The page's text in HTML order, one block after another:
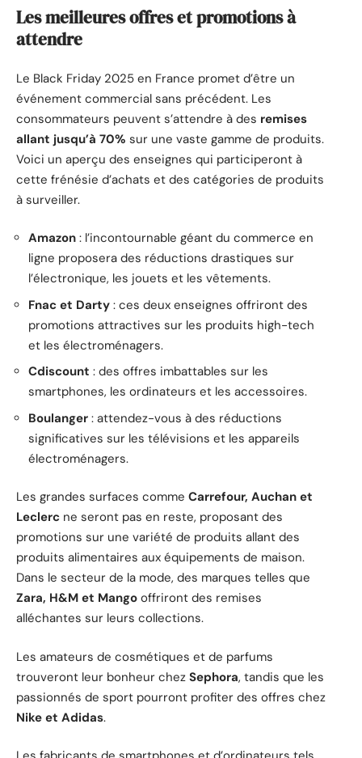
Les meilleures offres et promotions à
attendre
Le Black Friday 2025 en France promet d’être un
événement commercial sans précédent. Les
consommateurs peuvent s’attendre à des remises
allant jusqu’à 70% sur une vaste gamme de produits.
Voici un aperçu des enseignes qui participeront à
cette frénésie d’achats et des catégories de produits
à surveiller.
Amazon : l’incontournable géant du commerce en
ligne proposera des réductions drastiques sur
l’électronique, les jouets et les vêtements.
Fnac et Darty : ces deux enseignes offriront des
promotions attractives sur les produits high-tech
et les électroménagers.
Cdiscount : des offres imbattables sur les
smartphones, les ordinateurs et les accessoires.
Boulanger : attendez-vous à des réductions
significatives sur les télévisions et les appareils
électroménagers.
Les grandes surfaces comme Carrefour, Auchan et
Leclerc ne seront pas en reste, proposant des
promotions sur une variété de produits allant des
produits alimentaires aux équipements de maison.
Dans le secteur de la mode, des marques telles que
Zara, H&M et Mango offriront des remises
alléchantes sur leurs collections.
Les amateurs de cosmétiques et de parfums
trouveront leur bonheur chez Sephora, tandis que les
passionnés de sport pourront profiter des offres chez
Nike et Adidas.